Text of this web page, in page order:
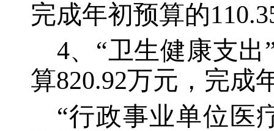
完成年初预算的
4、“卫生健康支出
算820.92万元，完成
“行政事业单位医